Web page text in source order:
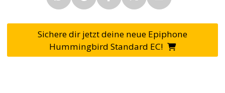
Sichere dir jetzt deine neue Epiphone
Hummingbird Standard EC!